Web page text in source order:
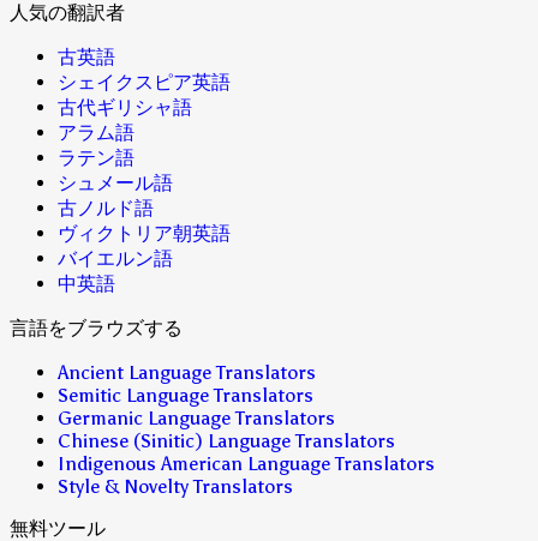
人気の翻訳者
古英語
シェイクスピア英語
古代ギリシャ語
アラム語
ラテン語
シュメール語
古ノルド語
ヴィクトリア朝英語
バイエルン語
中英語
言語をブラウズする
Ancient Language Translators
Semitic Language Translators
Germanic Language Translators
Chinese (Sinitic) Language Translators
Indigenous American Language Translators
Style & Novelty Translators
無料ツール